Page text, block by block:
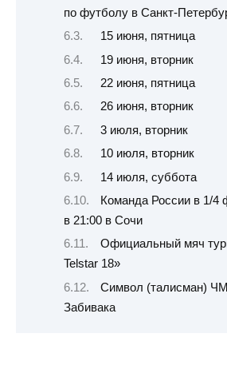
по футболу в Санкт-
15 июня, пятница
19 июня, вторник
22 июня, пятница
26 июня, вторник
3 июля, вторник
10 июля, вторник
14 июля, суббота
Команда России в 1/4
в 21:00 в Сочи
Официальный мяч
Telstar 18»
Символ (талисман)
Забивака